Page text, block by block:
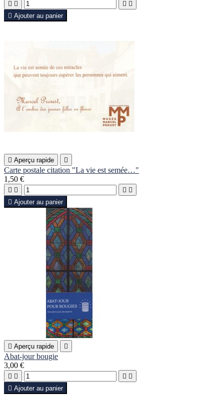
   
 Ajouter au panier
 Aperçu rapide 
Carte postale citation "La vie est semée…"
1,50 €
   
 Ajouter au panier
 Aperçu rapide 
Abat-jour bougie
3,00 €
   
 Ajouter au panier